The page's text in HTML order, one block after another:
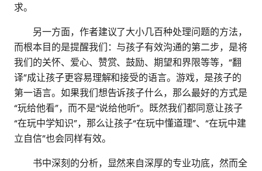
求。
另一方面，作者建议了大小几百种处理问题的方法，
而根本目的是提醒我们：与孩子有效沟通的第二步，是将
我们的关怀、爱心、赞赏、鼓励、期望和界限等等，“翻
译”成让孩子更容易理解和接受的语言。游戏，是孩子的
第一语言。如果我们想告诉孩子什么，那么最好的方式是
“玩给他看”，而不是“说给他听”。既然我们都同意让孩子
“在玩中学知识”，那么让孩子“在玩中懂道理”、“在玩中建
立自信”也会同样有效。
书中深刻的分析，显然来自深厚的专业功底，然而全